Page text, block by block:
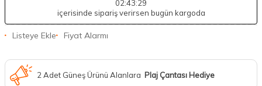
02:43:28
içerisinde sipariş verirsen bugün kargoda
Listeye Ekle Fiyat Alarmı
2 Adet Güneş Ürünü Alanlara Plaj Çantası Hediye